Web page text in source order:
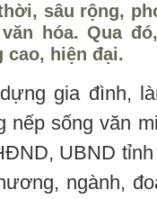
sâu rộng,
hóa. Qua
cao, hiện đại.
gia đình,
nếp sống văn
UBND
ngành,